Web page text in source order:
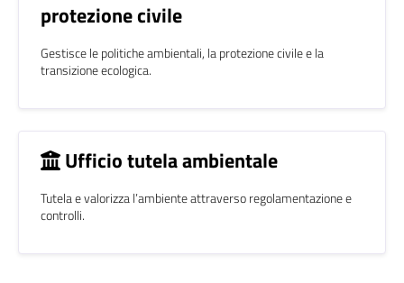
protezione civile
Gestisce le politiche ambientali, la protezione civile e la
transizione ecologica.
Ufficio tutela ambientale
Tutela e valorizza l’ambiente attraverso regolamentazione e
controlli.